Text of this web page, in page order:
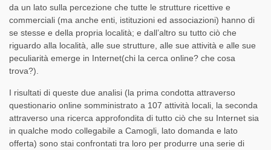
da un lato sulla percezione che tutte le strutture ricettive e
commerciali (ma anche enti, istituzioni ed associazioni) hanno di
se stesse e della propria località; e dall’altro su tutto ciò che
riguardo alla località, alle sue strutture, alle sue attività e alle sue
peculiarità emerge in Internet(chi la cerca online? che cosa
trova?).
I risultati di queste due analisi (la prima condotta attraverso
questionario online somministrato a 107 attività locali, la seconda
attraverso una ricerca approfondita di tutto ciò che su Internet sia
in qualche modo collegabile a Camogli, lato domanda e lato
offerta) sono stai confrontati tra loro per produrre una serie di